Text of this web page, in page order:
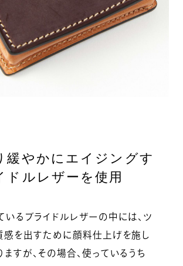
緩やかにエイジングす
ドルレザーを使用
いるブライドルレザーの中には、ツ
感を出すために顔料仕上げを施し
すが、その場合、使っているうち